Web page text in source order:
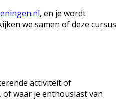
, en je wordt
we samen of deze cursus
activiteit of
waar je enthousiast van